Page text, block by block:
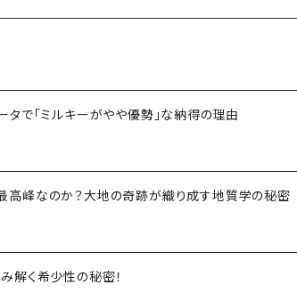
で「ミルキーがやや優勢」な納得の理由
高峰なのか？大地の奇跡が織り成す地質学の秘密
解く希少性の秘密！